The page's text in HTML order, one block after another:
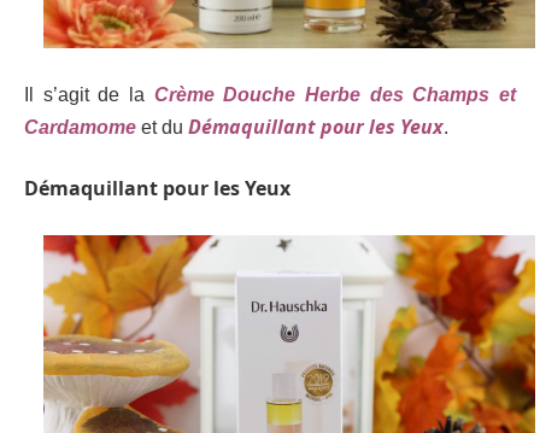
Il s’agit de la Crème Douche Herbe des Champs et
Cardamome etdu Démaquillant pour les Yeux.
Démaquillant pour les Yeux